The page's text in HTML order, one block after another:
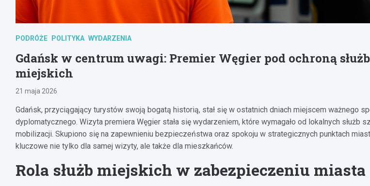
PODRÓŻE POLITYKA WYDARZENIA
Gdańsk w centrum uwagi: Premier Węgier pod ochroną służb
miejskich
21 maja 2026
Gdańsk, przyciągający turystów swoją bogatą historią, stał się w ostatnich dniach miejscem ważnego
dyplomatycznego. Wizyta premiera Węgier stała się wydarzeniem, które wymagało od lokalnych służb
mobilizacji. Skupiono się na zapewnieniu bezpieczeństwa oraz spokoju w strategicznych punktach
kluczowe nie tylko dla samej wizyty, ale także dla mieszkańców.
Rola służb miejskich w zabezpieczeniu miasta